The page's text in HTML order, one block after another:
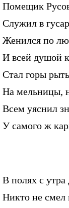
Помещик
Служил в
Женился по
И всей душой к
Стал горы
На мельницы,
Всем уяснил
У самого ж
В полях с утра
Никто не смел